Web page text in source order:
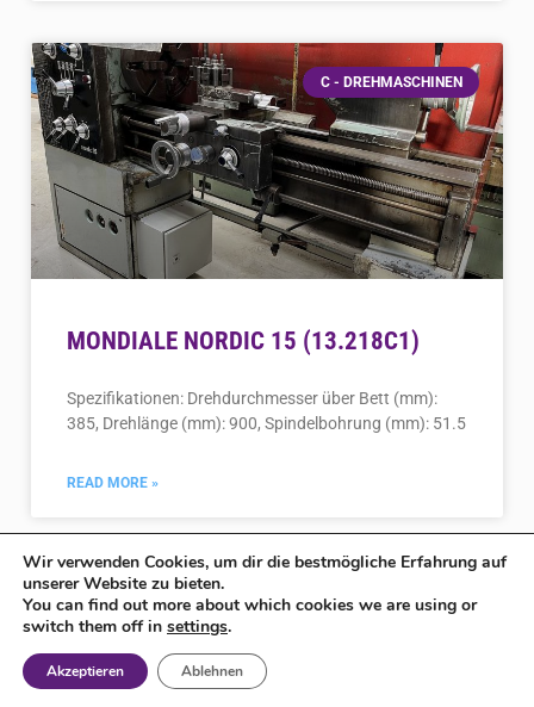
C - DREHMASCHINEN
MONDIALE NORDIC 15 (13.218C1)
Spezifikationen: Drehdurchmesser über Bett (mm):
385, Drehlänge (mm): 900, Spindelbohrung (mm): 51.5
READ MORE »
C - DREHMASCHINEN
Wir verwenden Cookies, um dir die bestmögliche Erfahrung auf
unserer Website zu bieten.
You can find out more about which cookies we are using or
switch them off in settings
Akzeptieren Ablehnen